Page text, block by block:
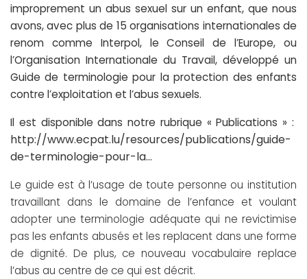
improprement un abus sexuel sur un enfant, que nous
avons, avec plus de 15 organisations internationales de
renom comme Interpol, le Conseil de l’Europe, ou
l’Organisation Internationale du Travail, développé un
Guide de terminologie pour la protection des enfants
contre l’exploitation et l’abus sexuels.
Il est disponible dans notre rubrique « Publications » :
http://www.ecpat.lu/resources/publications/guide-
de-terminologie-pour-la…
Le guide est à l’usage de toute personne ou institution
travaillant dans le domaine de l’enfance et voulant
adopter une terminologie adéquate qui ne revictimise
pas les enfants abusés et les replacent dans une forme
de dignité. De plus, ce nouveau vocabulaire replace
l’abus au centre de ce qui est décrit.